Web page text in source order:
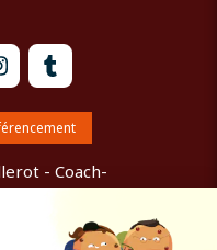
- Coach-
avec la
Chartres